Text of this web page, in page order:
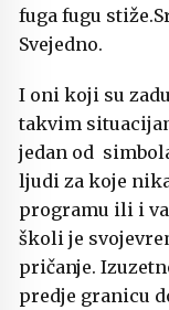
fuga fugu
Svejedno.
I oni koji su
takvim
jedan od
ljudi za koje
programu ili i
školi je
pričanje.
predje granicu